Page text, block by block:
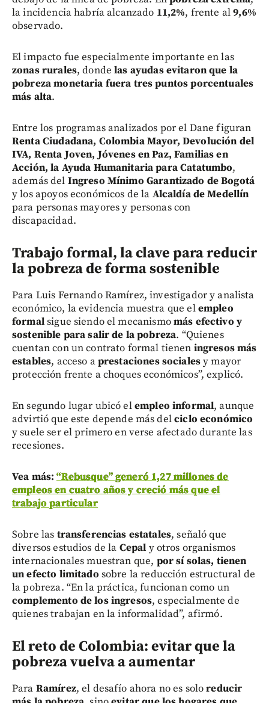
la incidencia habría alcanzado 11,2%, frente al9,6%
observado.
El impacto fue especialmente importante en las
zonas rurales, dondelas ayudas evitaron que la
pobreza monetaria fuera tres puntos porcentuales
más alta.
Entre los programas analizados por el Dane figuran
Renta Ciudadana, Colombia Mayor, Devolución del
IVA, Renta Joven, Jóvenes en Paz, Familias en
Acción, la Ayuda Humanitaria para Catatumbo,
además del Ingreso Mínimo Garantizado de Bogotá
y los apoyos económicos de la Alcaldía de Medellín
para personas mayores y personas con
discapacidad.
Trabajo formal, la clave para reducir
la pobreza de forma sostenible
Para Luis Fernando Ramírez, investigador y analista
económico, la evidencia muestra que elempleo
formalsigue siendo el mecanismomás efectivo y
sostenible para salir de la pobreza. “Quienes
cuentan con un contrato formal tienen ingresos más
estables, acceso aprestaciones socialesy mayor
protección frente a choques económicos”, explicó.
En segundo lugar ubicó elempleo informal, aunque
advirtió que este depende más delciclo económico
y suele ser el primero en verse afectado durante las
recesiones.
Vea más:“Rebusque” generó 1,27 millones de
empleos en cuatro años y creció más que el
trabajo particular
Sobre las transferencias estatales, señaló que
diversos estudios de la Cepal y otros organismos
internacionales muestran que, por sí solas, tienen
un efecto limitado sobre la reducción estructural de
la pobreza. “En la práctica, funcionan como un
complemento de los ingresos, especialmente de
quienes trabajan en la informalidad”, afirmó.
El reto de Colombia: evitar que la
pobreza vuelva a aumentar
Para Ramírez, el desafío ahora no es soloreducir